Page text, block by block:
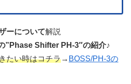
ーについて解説
”Phase Shifter PH-3″の紹介♪
たい時はコチラ→ BOSS/PH-3の